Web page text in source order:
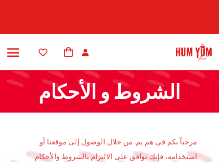
الشروط و الأحكام
مرحباً بكم في هم يم. من خلال الوصول إلى موقعنا أو
استخدامه، فإنك توافق على الالتزام بالشروط والأحكام